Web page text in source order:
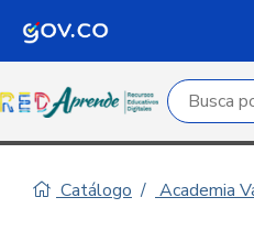
Campo de
Catálogo Academia